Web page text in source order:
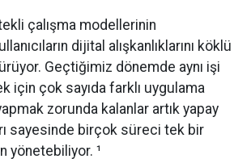
çalışma modellerinin
dijital alışkanlıklarını köklü
Geçtiğimiz dönemde aynı işi
için çok sayıda farklı uygulama
zorunda kalanlar artık yapay
sayesinde birçok süreci tek bir
yönetebiliyor. ¹